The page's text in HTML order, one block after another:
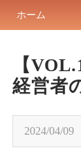
ホーム
【
経営者
2024/04/09